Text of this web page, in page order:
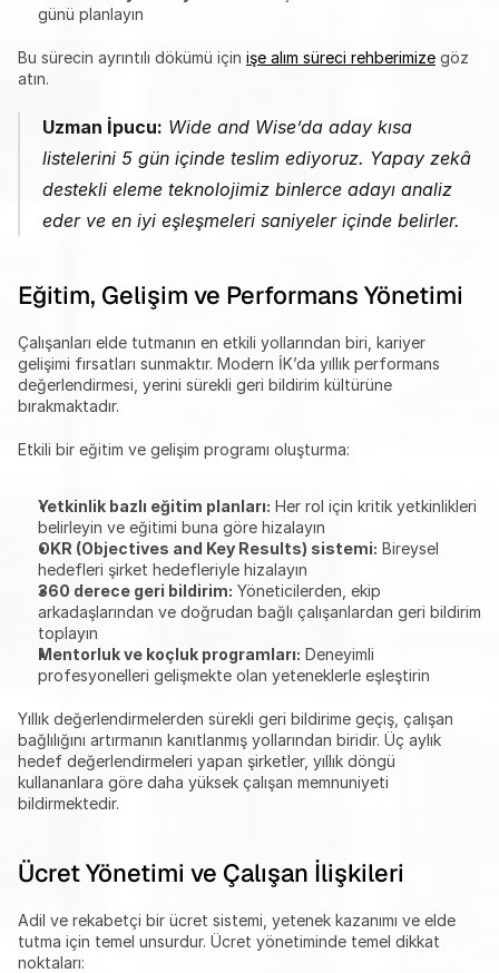
günü planlayın
Bu sürecin ayrıntılı dökümü için işe alım süreci rehberimize göz
atın.
Uzman İpucu: Wide and Wise’da aday kısa
listelerini 5 gün içinde teslim ediyoruz. Yapay zekâ
destekli eleme teknolojimiz binlerce adayı analiz
eder ve en iyi eşleşmeleri saniyeler içinde belirler.
Eğitim, Gelişim ve Performans Yönetimi
Çalışanları elde tutmanın en etkili yollarından biri, kariyer
gelişimi fırsatları sunmaktır. Modern İK’da yıllık performans
değerlendirmesi, yerini sürekli geri bildirim kültürüne
bırakmaktadır.
Etkili bir eğitim ve gelişim programı oluşturma:
Yetkinlik bazlı eğitim planları: Her rol için kritik yetkinlikleri
belirleyin ve eğitimi buna göre hizalayın
OKR (Objectives and Key Results) sistemi: Bireysel
hedefleri şirket hedefleriyle hizalayın
360 derece geri bildirim: Yöneticilerden, ekip
arkadaşlarından ve doğrudan bağlı çalışanlardan geri bildirim
toplayın
Mentorluk ve koçluk programları: Deneyimli
profesyonelleri gelişmekte olan yeteneklerle eşleştirin
Yıllık değerlendirmelerden sürekli geri bildirime geçiş, çalışan
bağlılığını artırmanın kanıtlanmış yollarından biridir. Üç aylık
hedef değerlendirmeleri yapan şirketler, yıllık döngü
kullananlara göre daha yüksek çalışan memnuniyeti
bildirmektedir.
Ücret Yönetimi ve Çalışan İlişkileri
Adil ve rekabetçi bir ücret sistemi, yetenek kazanımı ve elde
tutma için temel unsurdur. Ücret yönetiminde temel dikkat
noktaları: